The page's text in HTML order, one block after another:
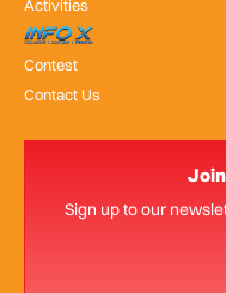
Activities
InfoX
Contest
Contact Us
Sign up to our